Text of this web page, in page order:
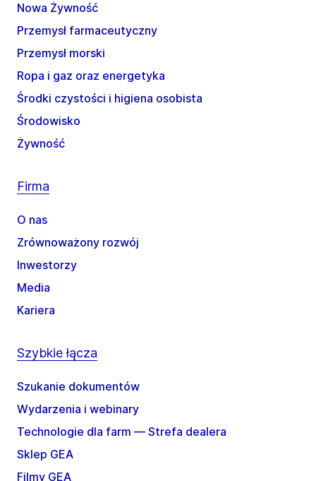
Nowa Żywność
Przemysł farmaceutyczny
Przemysł morski
Ropa i gaz oraz energetyka
Środki czystości i higiena osobista
Środowisko
Żywność
Firma
O nas
Zrównoważony rozwój
Inwestorzy
Media
Kariera
Szybkie łącza
Szukanie dokumentów
Wydarzenia i webinary
Technologie dla farm — Strefa dealera
Sklep GEA
Filmy GEA